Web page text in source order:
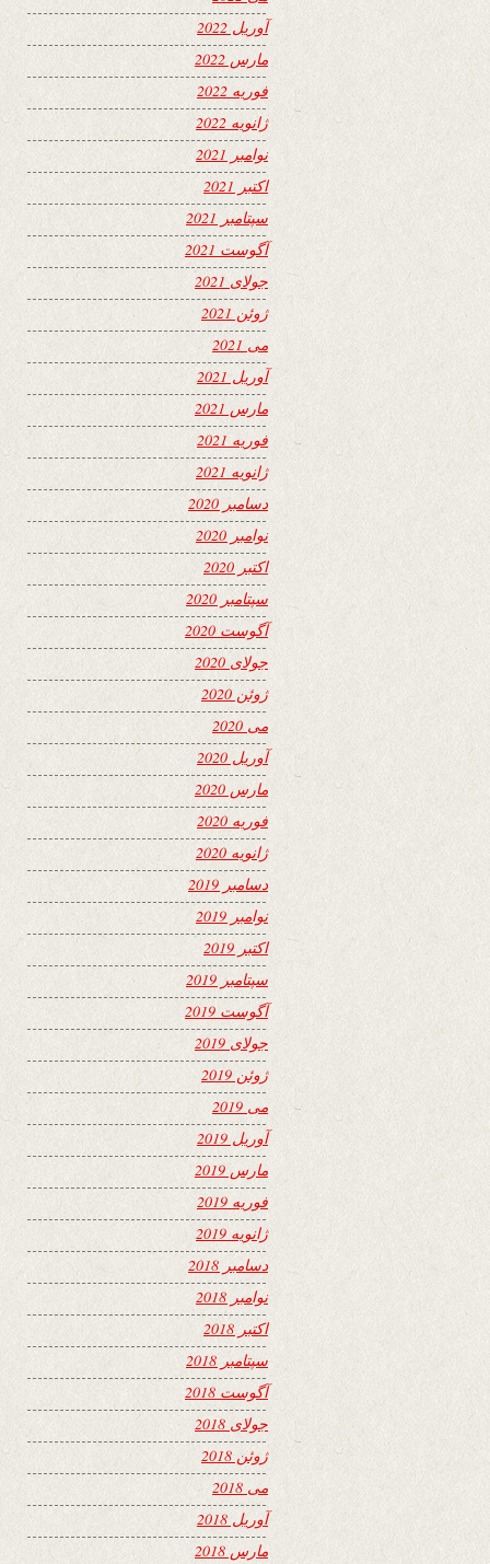
آوریل 2022
مارس 2022
فوریه 2022
ژانویه 2022
نوامبر 2021
اکتبر 2021
سپتامبر 2021
آگوست 2021
جولای 2021
ژوئن 2021
می 2021
آوریل 2021
مارس 2021
فوریه 2021
ژانویه 2021
دسامبر 2020
نوامبر 2020
اکتبر 2020
سپتامبر 2020
آگوست 2020
جولای 2020
ژوئن 2020
می 2020
آوریل 2020
مارس 2020
فوریه 2020
ژانویه 2020
دسامبر 2019
نوامبر 2019
اکتبر 2019
سپتامبر 2019
آگوست 2019
جولای 2019
ژوئن 2019
می 2019
آوریل 2019
مارس 2019
فوریه 2019
ژانویه 2019
دسامبر 2018
نوامبر 2018
اکتبر 2018
سپتامبر 2018
آگوست 2018
جولای 2018
ژوئن 2018
می 2018
آوریل 2018
مارس 2018